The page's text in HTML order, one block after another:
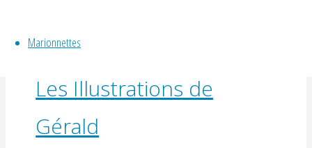
Marionnettes
classé
Les Illustrations de
Gérald